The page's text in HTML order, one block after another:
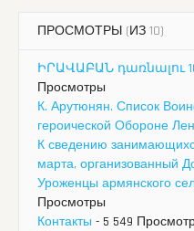
ПРОСМОТРЫ (ИЗ 10)
ԻՐԱՎԱԲԱՆ դառնալու
Просмотры
К. Арутюнян. Список
героической Обороне
К сведению
марта, организованный
Уроженцы армянского
Просмотры
Контакты - 5 549